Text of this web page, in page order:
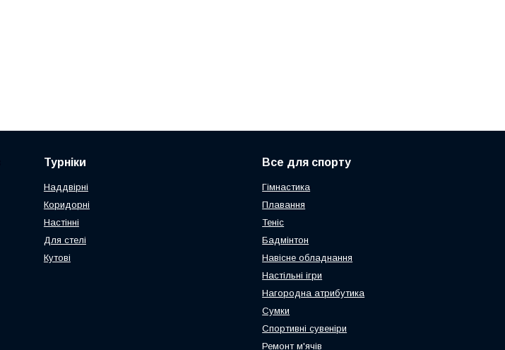
Турніки
Наддвірні
Коридорні
Настінні
Для стелі
Кутові
Все для спорту
Гімнастика
Плавання
Теніс
Бадмінтон
Навісне обладнання
Настільні ігри
Нагородна атрибутика
Сумки
Спортивні сувеніри
Ремонт м'ячів